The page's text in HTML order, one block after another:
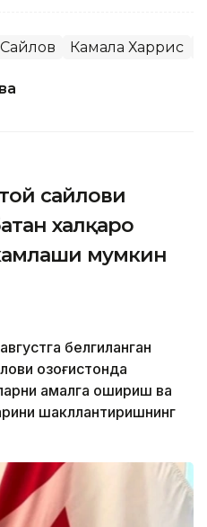
Сайлов Камала Харрис
сайлови
халқаро
мумкин
белгиланган
Қозоғистонда
амалга ошириш ва
шакллантиришнинг